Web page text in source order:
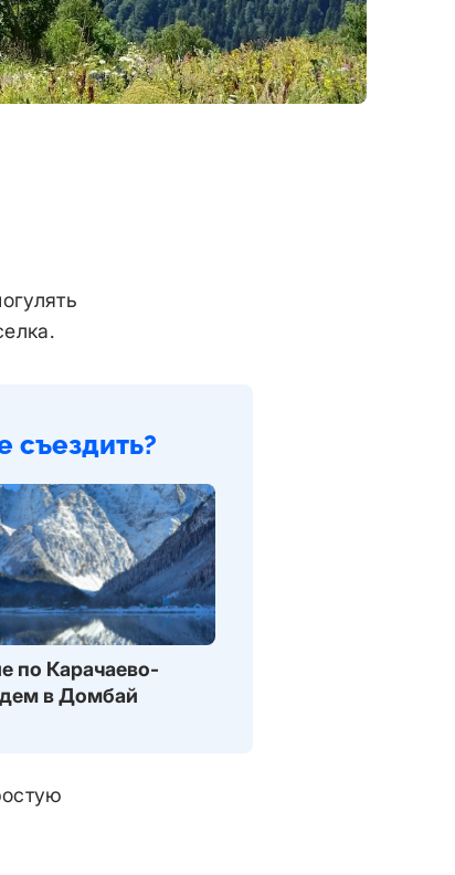
съездить?
по Карачаево-
в Домбай